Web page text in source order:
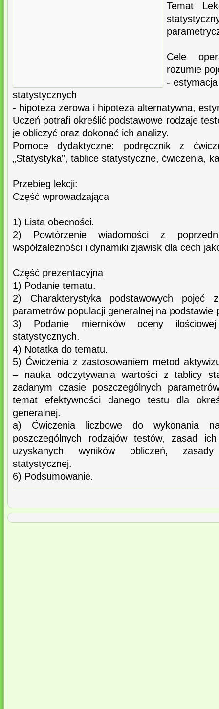
Temat
Cele
rozumie
-
statystycznych
- hipoteza zerowa i hipoteza alternatywna,
Uczeń potrafi określić podstawowe rodzaje
je obliczyć oraz dokonać ich analizy.
Pomoce dydaktyczne: podręcznik z
„Statystyka”, tablice statystyczne, ćwiczenia,
Przebieg lekcji:
Część wprowadzająca
1) Lista obecności.
2) Powtórzenie wiadomości z
współzależności i dynamiki zjawisk dla cech
Część prezentacyjna
1) Podanie tematu.
2) Charakterystyka podstawowych pojęć
parametrów populacji generalnej na podstawie
3) Podanie mierników oceny
statystycznych.
4) Notatka do tematu.
5) Ćwiczenia z zastosowaniem metod
– nauka odczytywania wartości z tablicy
zadanym czasie poszczególnych
temat efektywności danego testu dla
generalnej.
a) Ćwiczenia liczbowe do wykonania
poszczególnych rodzajów testów, zasad
uzyskanych wyników obliczeń,
statystycznej.
6) Podsumowanie.